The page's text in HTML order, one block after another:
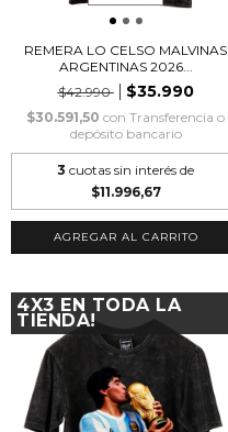
REMERA LO CELSO MALVINAS
ARGENTINAS 2026...
$42.990
$35.990
$30.591,50 con Transferencia o
depósito bancario
3 cuotas sin interés de
$11.996,67
AGREGAR AL CARRITO
4X3 EN TODA LA
TIENDA!